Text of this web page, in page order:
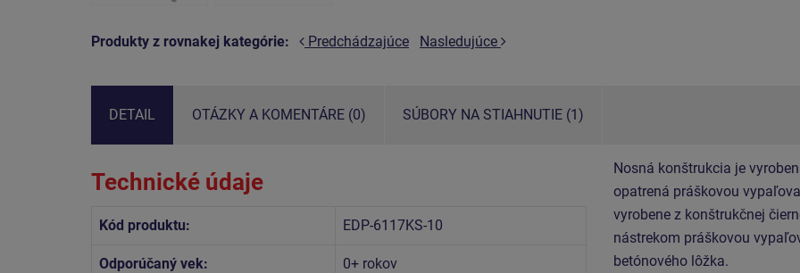
Produkty z rovnakej kategórie: Predchádzajúce Nasledujúce
DETAIL OTÁZKY A KOMENTÁRE (0) SÚBORY NA STIAHNUTIE (1)
Technické údaje
Kód produktu: EDP-6117KS-10
Odporúčaný vek: 0+ rokov
Nosná konštrukcia je
opatrená práškovou
vyrobene z konštrukčnej
nástrekom práškovou
betónového lôžka.